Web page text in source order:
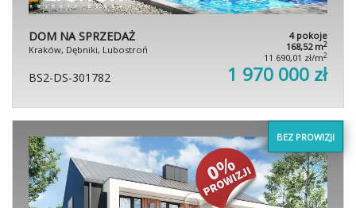
DOM NA SPRZEDAŻ
Kraków, Dębniki, Lubostroń
4 pokoje
168,52 m2
11 690,01 zł/m2
BS2-DS-301782 1 970 000 zł
BEZ PROWIZJI